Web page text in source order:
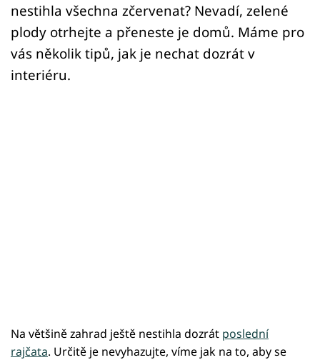
nestihla všechna zčervenat? Nevadí, zelené
plody otrhejte a přeneste je domů. Máme pro
vás několik tipů, jak je nechat dozrát v
interiéru.
Na většině zahrad ještě nestihla dozrát poslední
rajčata. Určitě je nevyhazujte, víme jak na to, aby se